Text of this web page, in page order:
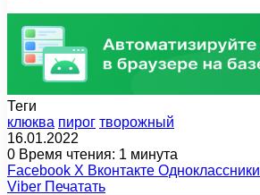
Теги
клюква пирог творожный
16.01.2022
0 Время чтения: 1 минута
Facebook X Вконтакте Одноклассники
Viber Печатать